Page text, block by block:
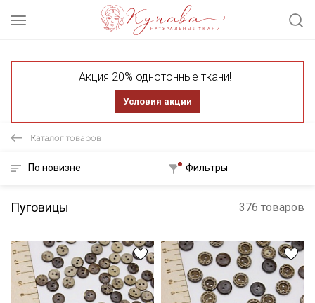
Акция 20% однотонные ткани!
Условия акции
Каталог товаров
По новизне Фильтры
Пуговицы 376 товаров